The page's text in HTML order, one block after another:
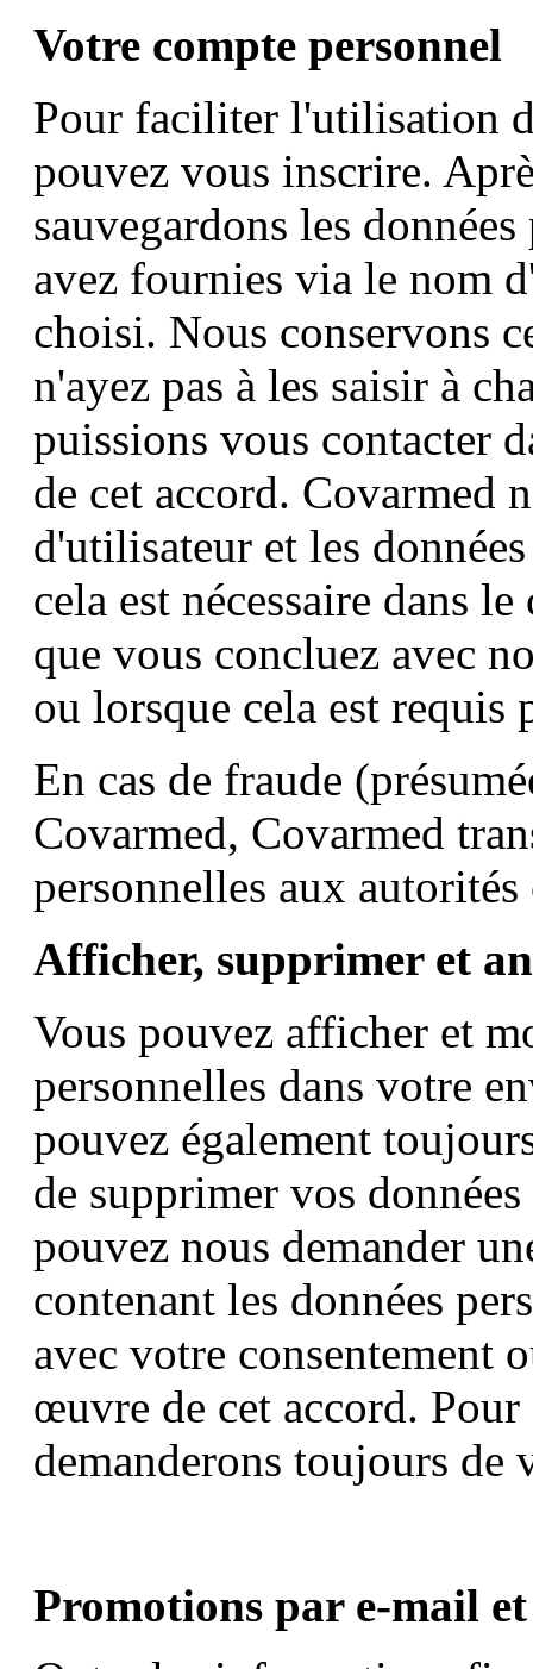
Votre compte personnel
Pour faciliter l'utilisation
pouvez vous inscrire.
sauvegardons les
avez fournies via le nom
choisi. Nous conservons
n'ayez pas à les saisir à
puissions vous contacter
de cet accord. Covarmed
d'utilisateur et les
cela est nécessaire dans
que vous concluez avec
ou lorsque cela est requis
En cas de fraude
Covarmed, Covarmed
personnelles aux autorités
Afficher, supprimer et
Vous pouvez afficher et
personnelles dans votre
pouvez également
de supprimer vos
pouvez nous demander
contenant les données
avec votre consentement
œuvre de cet accord.
demanderons toujours de
Promotions par e-mail